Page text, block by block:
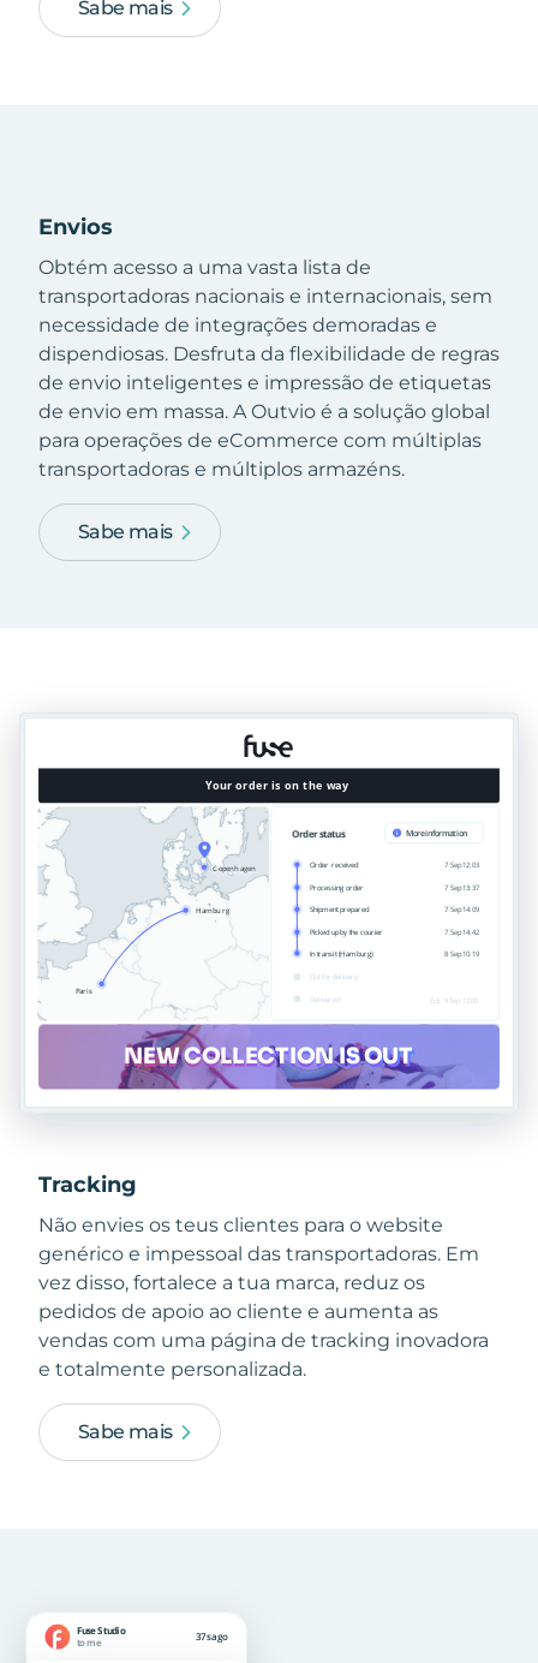
Sabe mais
Envios
Obtém acesso a uma vasta lista de
transportadoras nacionais e internacionais, sem
necessidade de integrações demoradas e
dispendiosas. Desfruta da flexibilidade de regras
de envio inteligentes e impressão de etiquetas
de envio em massa. A Outvio é a solução global
para operações de eCommerce com múltiplas
transportadoras e múltiplos armazéns.
Sabe mais
Tracking
Não envies os teus clientes para o website
genérico e impessoal das transportadoras. Em
vez disso, fortalece a tua marca, reduz os
pedidos de apoio ao cliente e aumenta as
vendas com uma página de tracking inovadora
e totalmente personalizada.
Sabe mais